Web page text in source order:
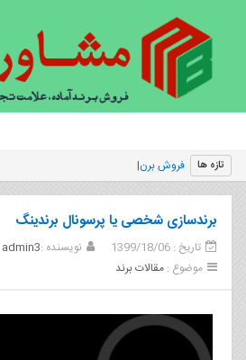
تازه ها فروش برند ميسلدا
برندسازی شخصی یا پرسونال برندینگ
تاریخ : 1399/18/06 نویسنده :admin3
موضوع : مقالات برند